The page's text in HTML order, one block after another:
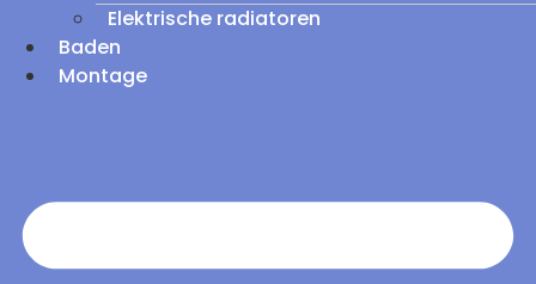
Elektrische radiatoren
Baden
Montage